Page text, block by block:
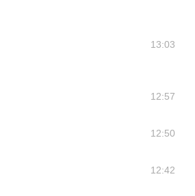
13:03
12:57
12:50
12:42